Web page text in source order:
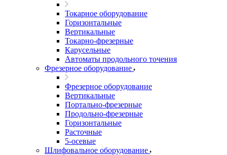
Токарное оборудование
Горизонтальные
Вертикальные
Токарно-фрезерные
Карусельные
Автоматы продольного точения
Фрезерное оборудование
Фрезерное оборудование
Вертикальные
Портально-фрезерные
Продольно-фрезерные
Горизонтальные
Расточные
5-осевые
Шлифовальное оборудование